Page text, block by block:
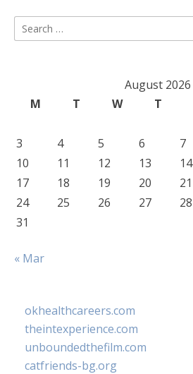
Search
for:
August 2026
M
T W T
3
4 5 6 7
10
11 12 13 14
17
18 19 20 21
24
25 26 27 28
31
« Mar
okhealthcareers.com
theintexperience.com
unboundedthefilm.com
catfriends-bg.org